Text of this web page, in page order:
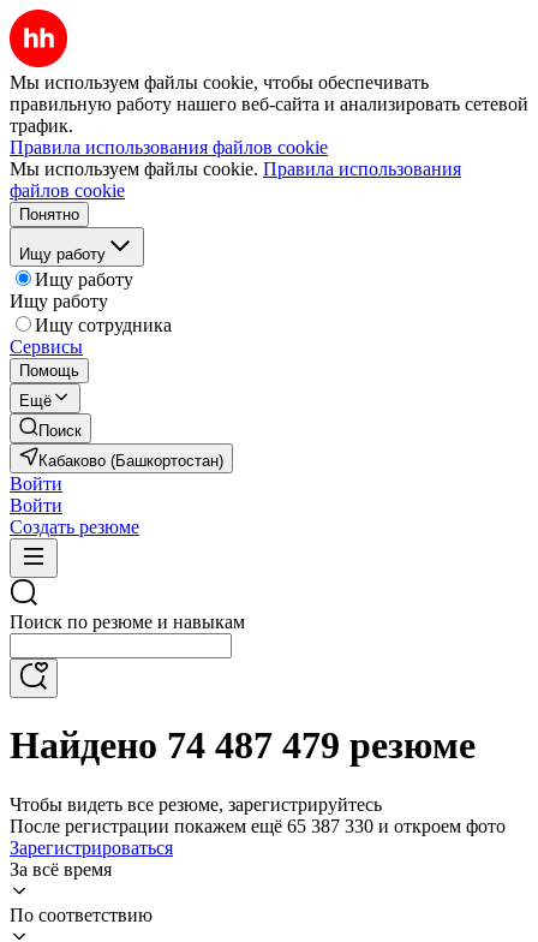
Мы используем файлы cookie, чтобы обеспечивать
правильную работу нашего веб-сайта и анализировать сетевой
трафик.
Правила использования файлов cookie
Мы используем файлы cookie. Правила использования
файлов cookie
Понятно
Ищу работу
Ищу работу
Ищу работу
Ищу сотрудника
Сервисы
Помощь
Ещё
Поиск
Кабаково (Башкортостан)
Войти
Войти
Создать резюме
Поиск по резюме и навыкам
Найдено 74 487 479 резюме
Чтобы видеть все резюме, зарегистрируйтесь
После регистрации покажем ещё 65 387 330 и откроем фото
Зарегистрироваться
За всё время
По соответствию